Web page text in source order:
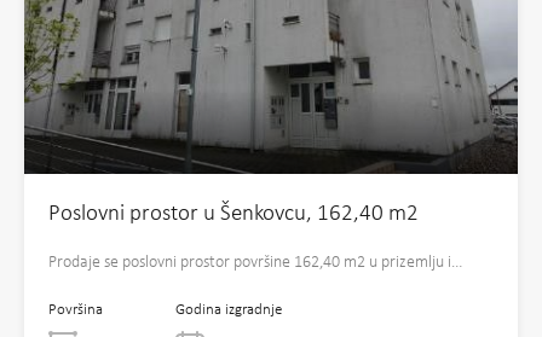
Poslovni prostor u Šenkovcu, 162,40 m2
Prodaje se poslovni prostor površine 162,40 m2 u prizemlju i…
Površina Godina izgradnje